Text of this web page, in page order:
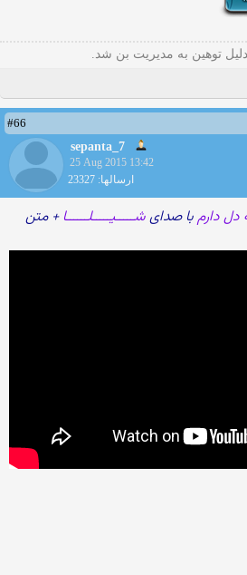
دلیل توهین به مدیریت بن شد.
#66
sepanta_7
25 Aug 2015 13:42
ارسالها: 23327
دل دارمبا صدایشـــــیـــــلــــــا+ متن